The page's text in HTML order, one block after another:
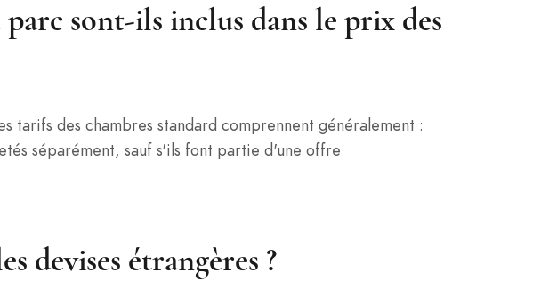
sont-ils inclus dans le prix des
des chambres standard comprennent généralement :
séparément, sauf s'ils font partie d'une offre
devises étrangères ?